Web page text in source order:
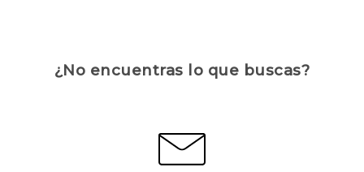
¿No encuentras lo que buscas?